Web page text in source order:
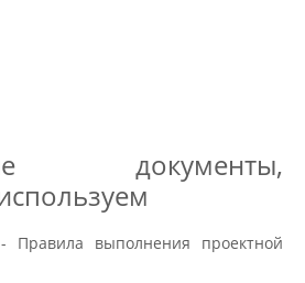
документы,
Правила выполнения проектной